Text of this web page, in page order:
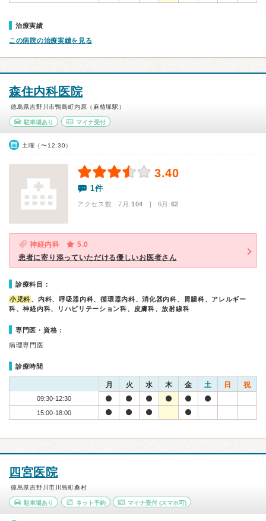
治療実績
この病院の治療実績を見る
森住内科医院
徳島県吉野川市鴨島町内原（麻植塚駅）
駐車場あり マイナ受付
土曜（〜12:30）
3.40
1件
アクセス数 7月:104 | 6月:62
神経内科
5.0
患者に寄り添っていただける優しいお医者さん
診療科目：
小児科 、内科、呼吸器内科、循環器内科、消化器内科、胃腸科、アレルギー
科、神経内科、リハビリテーション科、皮膚科、放射線科
専門医・資格：
病理専門医
診療時間
月 火 水 木 金 土 日 祝
09:30-12:30
15:00-18:00
四宮医院
徳島県吉野川市川島町桑村
駐車場あり ネット予約 マイナ受付 (スマホ可)